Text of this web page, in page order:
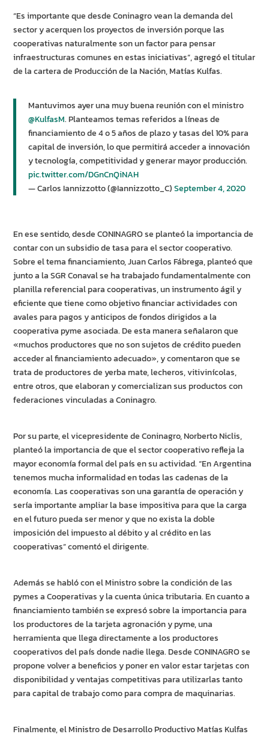
“Es importante que desde Coninagro vean la demanda del
sector y acerquen los proyectos de inversión porque las
cooperativas naturalmente son un factor para pensar
infraestructuras comunes en estas iniciativas”, agregó el titular
de la cartera de Producción de la Nación, Matías Kulfas.
Mantuvimos ayer una muy buena reunión con el ministro
@KulfasM. Planteamos temas referidos a líneas de
financiamiento de 4 o 5 años de plazo y tasas del 10% para
capital de inversión, lo que permitirá acceder a innovación
y tecnología, competitividad y generar mayor producción.
pic.twitter.com/DGnCnQiNAH
— Carlos Iannizzotto (@Iannizzotto_C)September 4, 2020
En ese sentido, desde CONINAGRO se planteó la importancia de
contar con un subsidio de tasa para el sector cooperativo.
Sobre el tema financiamiento, Juan Carlos Fábrega, planteó que
junto a la SGR Conaval se ha trabajado fundamentalmente con
planilla referencial para cooperativas, un instrumento ágil y
eficiente que tiene como objetivo financiar actividades con
avales para pagos y anticipos de fondos dirigidos a la
cooperativa pyme asociada. De esta manera señalaron que
«muchos productores que no son sujetos de crédito pueden
acceder al financiamiento adecuado», y comentaron que se
trata de productores de yerba mate, lecheros, vitivinícolas,
entre otros, que elaboran y comercializan sus productos con
federaciones vinculadas a Coninagro.
Por su parte, el vicepresidente de Coninagro, Norberto Niclis,
planteó la importancia de que el sector cooperativo refleja la
mayor economía formal del país en su actividad. “En Argentina
tenemos mucha informalidad en todas las cadenas de la
economía. Las cooperativas son una garantía de operación y
sería importante ampliar la base impositiva para que la carga
en el futuro pueda ser menor y que no exista la doble
imposición del impuesto al débito y al crédito en las
cooperativas” comentó el dirigente.
Además se habló con el Ministro sobre la condición de las
pymes a Cooperativas y la cuenta única tributaria. En cuanto a
financiamiento también se expresó sobre la importancia para
los productores de la tarjeta agronación y pyme, una
herramienta que llega directamente a los productores
cooperativos del país donde nadie llega. Desde CONINAGRO se
propone volver a beneficios y poner en valor estar tarjetas con
disponibilidad y ventajas competitivas para utilizarlas tanto
para capital de trabajo como para compra de maquinarias.
Finalmente, el Ministro de Desarrollo Productivo Matías Kulfas